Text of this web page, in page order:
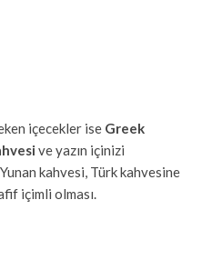
içecekler ise Greek
ve yazın içinizi
Yunan kahvesi, Türk kahvesine
içimli olması.